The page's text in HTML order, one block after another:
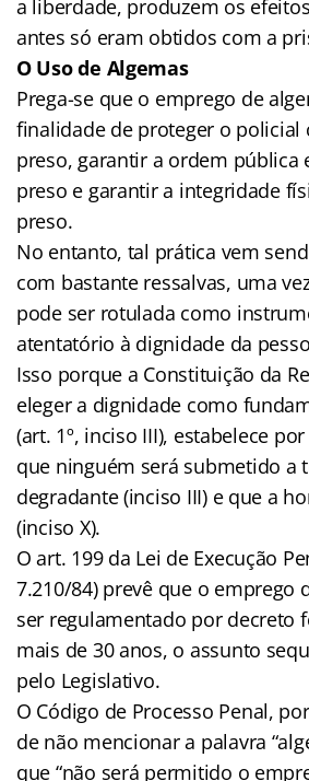
a liberdade, produzem os
antes só eram obtidos com a
O Uso de Algemas
Prega-se que o emprego de
finalidade de proteger o policial
preso, garantir a ordem pública
preso e garantir a integridade
preso.
No entanto, tal prática vem
com bastante ressalvas, uma
pode ser rotulada como
atentatório à dignidade da
Isso porque a Constituição da
eleger a dignidade como
(art. 1º, inciso III), estabelece
que ninguém será submetido a
degradante (inciso III) e que a
(inciso X).
O art. 199 da Lei de Execução
7.210/84) prevê que o emprego
ser regulamentado por decreto
mais de 30 anos, o assunto
pelo Legislativo.
O Código de Processo Penal,
de não mencionar a palavra
que “não será permitido o